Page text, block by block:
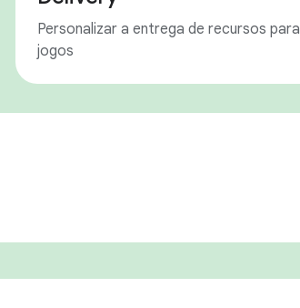
Personalizar a entrega de recursos para
jogos